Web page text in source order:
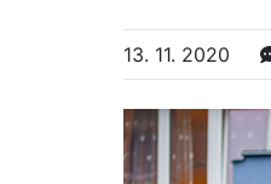
13. 11. 2020